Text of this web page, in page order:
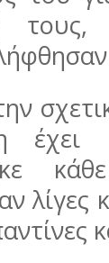
τους,
έχει
λίγες